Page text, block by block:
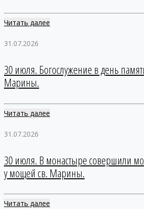
Читать далее
31.07.2026
30 июля. Богослужение в день
Марины.
Читать далее
31.07.2026
30 июля. В монастыре совершили
у мощей св. Марины.
Читать далее